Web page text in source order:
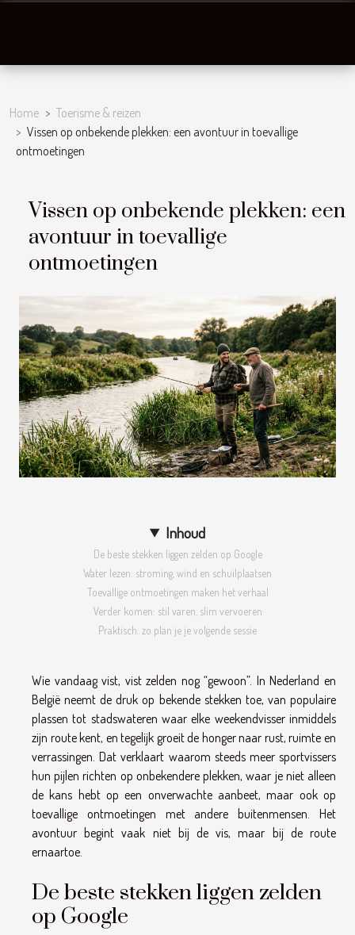
Home
Toerisme & reizen
Vissen op onbekende plekken: een avontuur in toevallige
ontmoetingen
Vissen op onbekende plekken: een
avontuur in toevallige
ontmoetingen
Inhoud
De beste stekken liggen zelden op Google
Water lezen: stroming, wind en schuilplaatsen
Toevallige ontmoetingen maken het verhaal
Verder komen: stil varen, slim vervoeren
Praktisch: zo plan je je volgende sessie
Wie vandaag vist, vist zelden nog “gewoon”. In Nederland en
België neemt de druk op bekende stekken toe, van populaire
plassen tot stadswateren waar elke weekendvisser inmiddels
zijn route kent, en tegelijk groeit de honger naar rust, ruimte en
verrassingen. Dat verklaart waarom steeds meer sportvissers
hun pijlen richten op onbekendere plekken, waar je niet alleen
de kans hebt op een onverwachte aanbeet, maar ook op
toevallige ontmoetingen met andere buitenmensen. Het
avontuur begint vaak niet bij de vis, maar bij de route
ernaartoe.
De beste stekken liggen zelden
op Google